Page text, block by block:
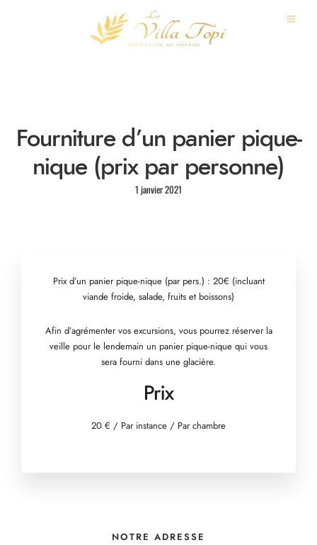
Fourniture d’un panier pique-
nique (prix par personne)
1 janvier 2021
Prix d’un panier pique-nique (par pers.) : 20€ (incluant
viande froide, salade, fruits et boissons)
Afin d’agrémenter vos excursions, vous pourrez réserver la
veille pour le lendemain un panier pique-nique qui vous
sera fourni dans une glacière.
Prix
20 € / Par instance / Par chambre
NOTRE ADRESSE